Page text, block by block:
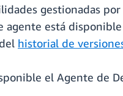
gestionadas
está
historial de
el Agente de